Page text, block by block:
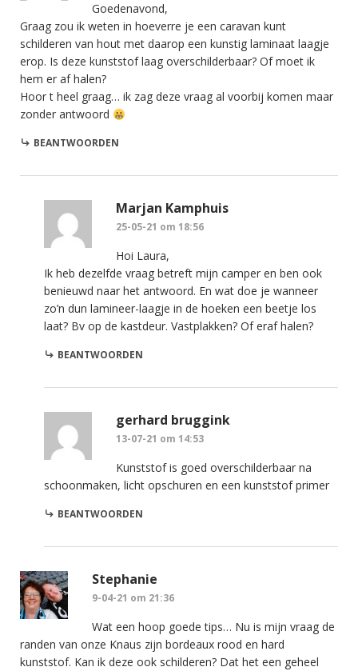
Goedenavond,
Graag zou ik weten in hoeverre je een caravan kunt
schilderen van hout met daarop een kunstig laminaat laagje
erop. Is deze kunststof laag overschilderbaar? Of moet ik
hem er af halen?
Hoor t heel graag… ik zag deze vraag al voorbij komen maar
zonder antwoord
BEANTWOORDEN
Marjan Kamphuis
25-05-21 om 18:56
Hoi Laura,
Ik heb dezelfde vraag betreft mijn camper en ben ook
benieuwd naar het antwoord. En wat doe je wanneer
zo’n dun lamineer-laagje in de hoeken een beetje los
laat? Bv op de kastdeur. Vastplakken? Of eraf halen?
BEANTWOORDEN
gerhard bruggink
13-07-21 om 14:53
Kunststof is goed overschilderbaar na
schoonmaken, licht opschuren en een kunststof primer
BEANTWOORDEN
Stephanie
9-04-21 om 21:36
Wat een hoop goede tips… Nu is mijn vraag de
randen van onze Knaus zijn bordeaux rood en hard
kunststof. Kan ik deze ook schilderen? Dat het een geheel